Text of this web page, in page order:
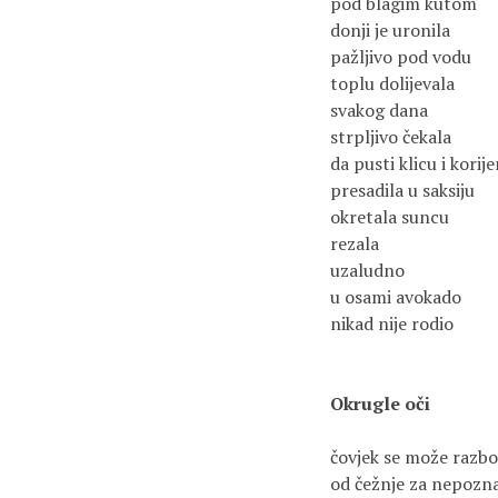
donji je uronila
pažljivo pod vodu
toplu dolijevala
svakog dana
strpljivo čekala
da pusti klicu i
presadila u saksiju
okretala suncu
rezala
uzaludno
u osami avokado
nikad nije rodio
Okrugle oči
čovjek se može
od čežnje za